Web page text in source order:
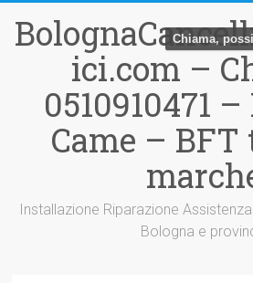
contenuto ici.com –
0510910471
Came –
Installazione Riparazione
Bologna e
Chiama,